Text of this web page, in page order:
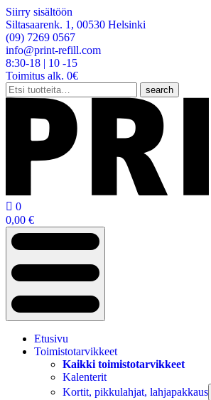
Siirry sisältöön
Siltasaarenk. 1, 00530 Helsinki
(09) 7269 0567
info@print-refill.com
8:30-18 | 10 -15
Toimitus alk. 0€
Etsi:
search
 0
0,00 €
Etusivu
Toimistotarvikkeet
Kaikki toimistotarvikkeet
Kalenterit
Kortit, pikkulahjat, lahjapakkaus